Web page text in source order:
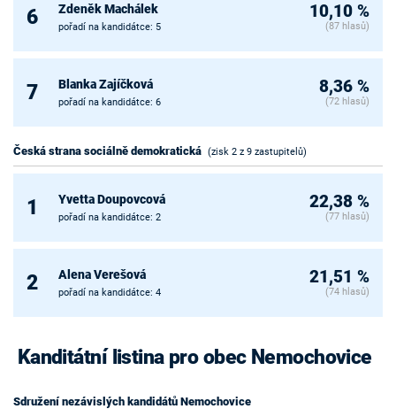
6 Zdeněk Machálek
pořadí na kandidátce: 5
10,10 %
(87 hlasů)
7 Blanka Zajíčková
pořadí na kandidátce: 6
8,36 %
(72 hlasů)
Česká strana sociálně demokratická (zisk 2 z 9 zastupitelů)
1 Yvetta Doupovcová
pořadí na kandidátce: 2
22,38 %
(77 hlasů)
2 Alena Verešová
pořadí na kandidátce: 4
21,51 %
(74 hlasů)
Kanditátní listina pro obec Nemochovice
Sdružení nezávislých kandidátů Nemochovice